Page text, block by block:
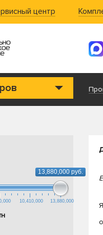
центр
13,880,000 руб.
10,410,000 13,880,000